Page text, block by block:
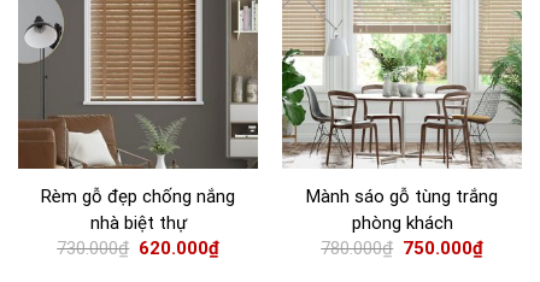
Rèm gỗ đẹp chống nắng
nhà biệt thự
730.000₫ 620.000₫
Mành sáo gỗ tùng trắng
phòng khách
780.000₫ 750.000₫